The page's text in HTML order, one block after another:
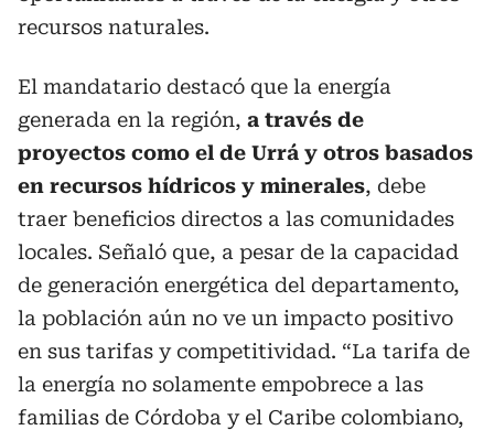
recursos naturales.
El mandatario destacó que la energía
generada en la región, a través de
proyectos como el de Urrá y otros basados
en recursos hídricos y minerales, debe
traer beneficios directos a las comunidades
locales. Señaló que, a pesar de la capacidad
de generación energética del departamento,
la población aún no ve un impacto positivo
en sus tarifas y competitividad. “La tarifa de
la energía no solamente empobrece a las
familias de Córdoba y el Caribe colombiano,